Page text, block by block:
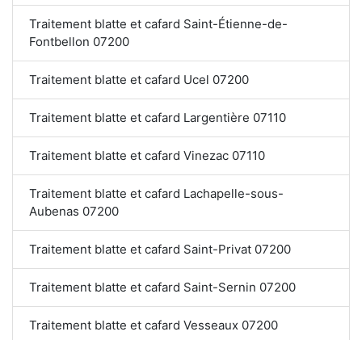
Traitement blatte et cafard Saint-Étienne-de-
Fontbellon 07200
Traitement blatte et cafard Ucel 07200
Traitement blatte et cafard Largentière 07110
Traitement blatte et cafard Vinezac 07110
Traitement blatte et cafard Lachapelle-sous-
Aubenas 07200
Traitement blatte et cafard Saint-Privat 07200
Traitement blatte et cafard Saint-Sernin 07200
Traitement blatte et cafard Vesseaux 07200